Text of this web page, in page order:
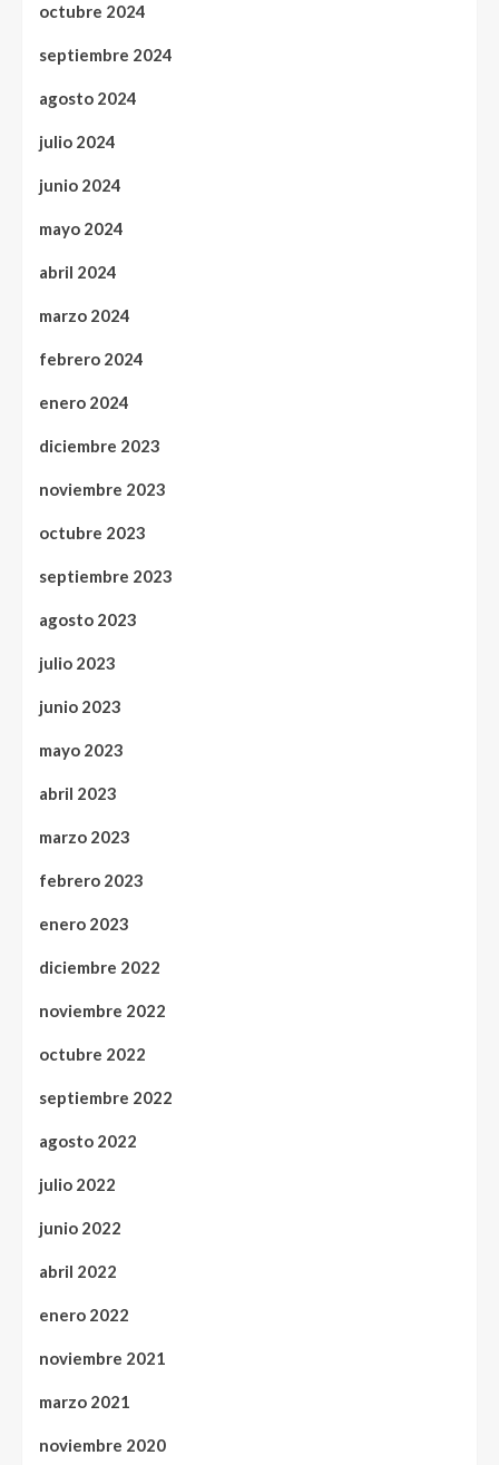
octubre 2024
septiembre 2024
agosto 2024
julio 2024
junio 2024
mayo 2024
abril 2024
marzo 2024
febrero 2024
enero 2024
diciembre 2023
noviembre 2023
octubre 2023
septiembre 2023
agosto 2023
julio 2023
junio 2023
mayo 2023
abril 2023
marzo 2023
febrero 2023
enero 2023
diciembre 2022
noviembre 2022
octubre 2022
septiembre 2022
agosto 2022
julio 2022
junio 2022
abril 2022
enero 2022
noviembre 2021
marzo 2021
noviembre 2020